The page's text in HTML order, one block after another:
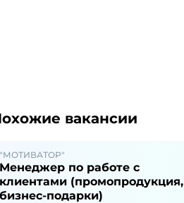
вакансии
"МОТИВАТОР"
Менеджер по работе с
клиентами (промопродукция,
бизнес-подарки)